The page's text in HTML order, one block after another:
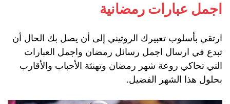
اجمل عبارات رمضانية
ارتقي بأسلوب تعبيرك الروتيني إلى أن يصل بك الحال أن
تبدع في ارسال اجمل رسائل رمضان واجمل العبارات
التي تحاكي روعة شهر رمضان وتهنئة الأحباب والأقارب
بحلول هذا الشهر الفضيل.